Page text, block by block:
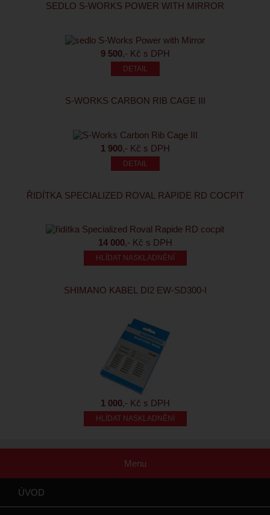
SEDLO S-WORKS POWER WITH MIRROR
9 500,- Kč s DPH
S-WORKS CARBON RIB CAGE III
1 900,- Kč s DPH
ŘIDÍTKA SPECIALIZED ROVAL RAPIDE RD COCPIT
14 000,- Kč s DPH
HLÍDAT NASKLADNĚNÍ
SHIMANO KABEL DI2 EW-SD300-I
1 000,- Kč s DPH
HLÍDAT NASKLADNĚNÍ
Menu
ÚVOD